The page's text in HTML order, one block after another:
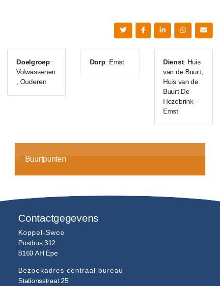
Doelgroep:
Volwassenen
, Ouderen
Dorp: Emst Dienst: Huis
van de Buurt,
Huis van de
Buurt De
Hezebrink -
Emst
Buurtpunten
Contactgegevens
Koppel-Swoe
Postbus 312
8160 AH Epe
Bezoekadres centraal bureau
Stationsstraat 25